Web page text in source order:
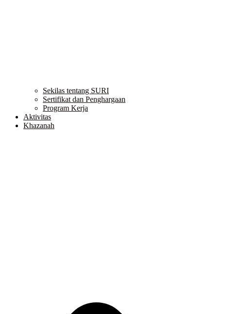
Sekilas tentang SURI
Sertifikat dan Penghargaan
Program Kerja
Aktivitas
Khazanah